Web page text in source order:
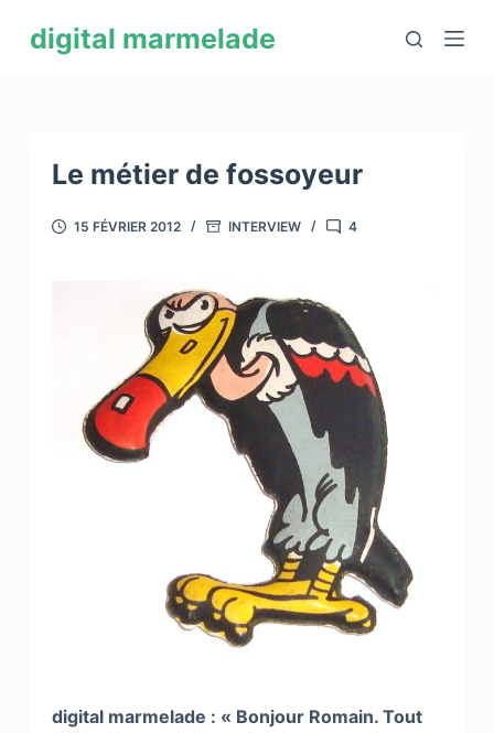
digital marmelade
Le métier de fossoyeur
15 FÉVRIER 2012 INTERVIEW 4
digital marmelade : « Bonjour Romain. Tout